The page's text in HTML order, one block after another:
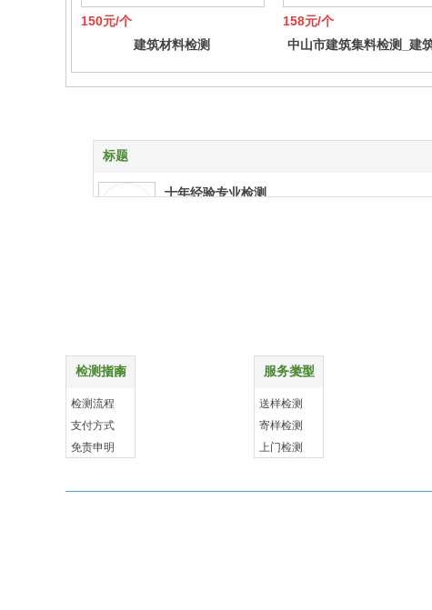
150元/个
建筑材料检测
158元/个
中山市建筑集料检测_建
标题
十年经验专业检测
贴心客服 售后无忧
检测指南
更多
检测流程
支付方式
免责申明
服务类型
更多
送样检测
寄样检测
上门检测